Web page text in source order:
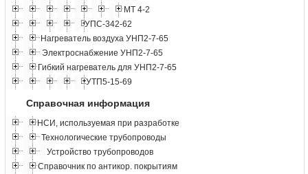
МТ 4-2
УПС-342-62
Нагреватель воздуха УНП2-7-65
Электроснабжение УНП2-7-65
Гибкий нагреватель для УНП2-7-65
УТП5-15-69
Справочная информация
НСИ, используемая при разработке
Технологические трубопроводы
Устройство трубопроводов
Справочник по антикор. покрытиям